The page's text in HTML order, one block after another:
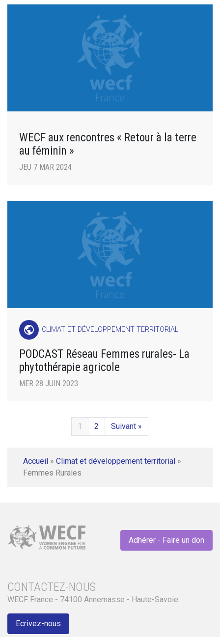
WECF aux rencontres « Retour à la terre
au féminin »
JEU 7 MAR 2024
public CLIMAT ET DÉVELOPPEMENT TERRITORIAL
PODCAST Réseau Femmes rurales- La
phytothérapie agricole
MER 28 JUIN 2023
1 2 Suivant »
Accueil » Climat et développement territorial »
Femmes Rurales
Adhérer - Faire un don
CONTACTEZ-NOUS
WECF France - 74100 Annemasse - Haute-Savoie
Ecrivez-nous